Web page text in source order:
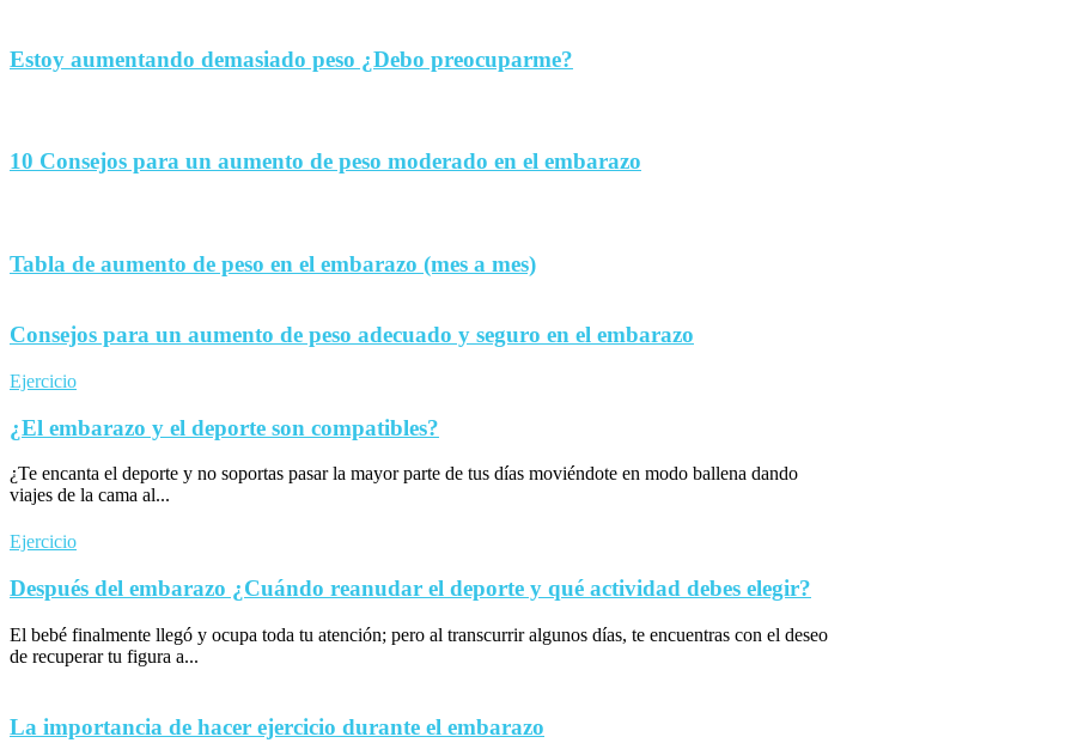
Estoy aumentando demasiado peso ¿Debo preocuparme?
10 Consejos para un aumento de peso moderado en el embarazo
Tabla de aumento de peso en el embarazo (mes a mes)
Consejos para un aumento de peso adecuado y seguro en el embarazo
Ejercicio
¿El embarazo y el deporte son compatibles?
¿Te encanta el deporte y no soportas pasar la mayor parte de tus días moviéndote en modo ballena dando
viajes de la cama al...
Ejercicio
Después del embarazo ¿Cuándo reanudar el deporte y qué actividad debes elegir?
El bebé finalmente llegó y ocupa toda tu atención; pero al transcurrir algunos días, te encuentras con el deseo
de recuperar tu figura a...
La importancia de hacer ejercicio durante el embarazo